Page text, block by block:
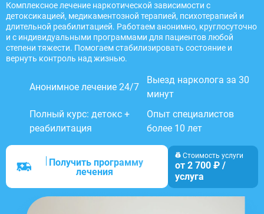
Комплексное лечение наркотической зависимости с
детоксикацией, медикаментозной терапией, психотерапией и
длительной реабилитацией. Работаем анонимно, круглосуточно
и с индивидуальными программами для пациентов любой
степени тяжести. Помогаем стабилизировать состояние и
вернуть контроль над жизнью.
Анонимное лечение 24/7
Выезд нарколога за 30
минут
Полный курс: детокс +
реабилитация
Опыт специалистов
более 10 лет
лечения
Стоимость услуги
от 2 700 ₽ /
услуга